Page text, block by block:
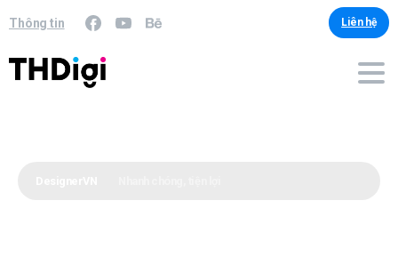
Thông tin Liên hệ